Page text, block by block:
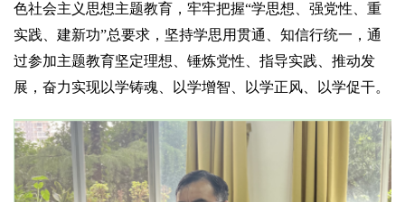
色社会主义思想主题教育，牢牢把握“学思想、强党性、重
实践、建新功”总要求，坚持学思用贯通、知信行统一，通
过参加主题教育坚定理想、锤炼党性、指导实践、推动发
展，奋力实现以学铸魂、以学增智、以学正风、以学促干。